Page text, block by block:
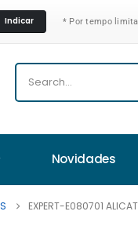
Indicar * Por tempo
Novidades
EXPERT-E080701